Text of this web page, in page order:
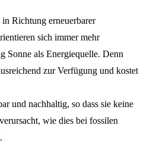
Richtung erneuerbarer
sich immer mehr
Sonne als Energiequelle. Denn
zur Verfügung und kostet
und nachhaltig, so dass sie keine
wie dies bei fossilen